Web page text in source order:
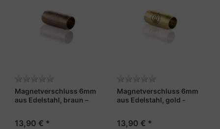
Magnetverschluss 6mm
aus Edelstahl, braun –
13,90 € *
Magnetverschluss 6mm
aus Edelstahl, gold -
13,90 € *